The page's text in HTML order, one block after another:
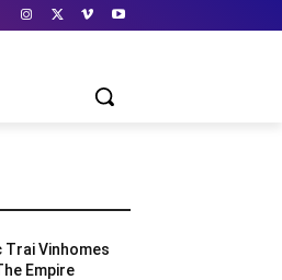
Trai Vinhomes
Empire